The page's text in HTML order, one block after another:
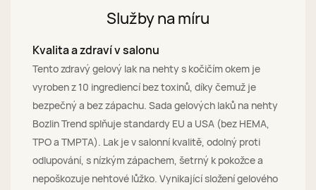
Služby na míru
Kvalita a zdraví v salonu
Tento zdravý gelový lak na nehty s kočičím okem je
vyroben z 10 ingrediencí bez toxinů, díky čemuž je
bezpečný a bez zápachu. Sada gelových laků na nehty
Bozlin Trend splňuje standardy EU a USA (bez HEMA,
TPO a TMPTA). Lak je v salonní kvalitě, odolný proti
odlupování, s nízkým zápachem, šetrný k pokožce a
nepoškozuje nehtové lůžko. Vynikající složení gelového